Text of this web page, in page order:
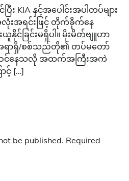
KIA နှင့်အပေါင်းအပါတပ်များ
းအရင်းဖြင့် တိုက်ခိုက်နေ
င်ခြင်းမရှိပါ။ မိုးမိတ်ဗျူဟာ
ရာရှိ/စစ်သည်တို၏ တပ်မတော်
ဝင်နေသလို အထက်အကြီးအကဲ
င့် […]
be published. Required